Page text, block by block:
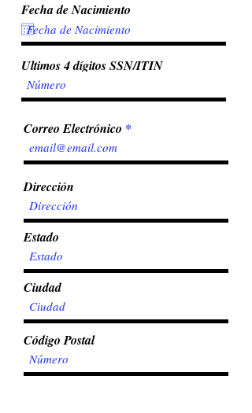
Fecha de Nacimiento
Ultimos 4 dígitos SSN/ITIN
Correo Electrónico
Dirección
Estado
Ciudad
Código Postal